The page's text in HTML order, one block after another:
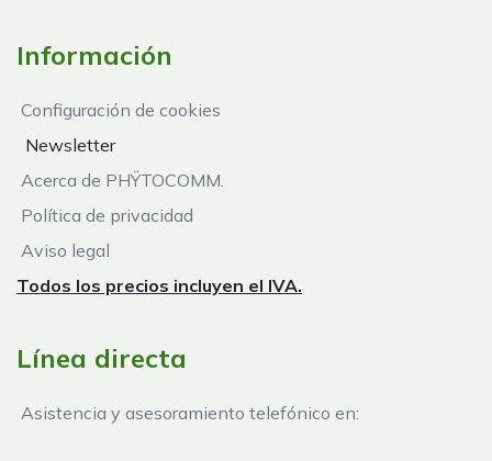
Información
Configuración de cookies
Newsletter
Acerca de PHŸTOCOMM.
Política de privacidad
Aviso legal
Todos los precios incluyen el IVA.
Línea directa
Asistencia y asesoramiento telefónico en: